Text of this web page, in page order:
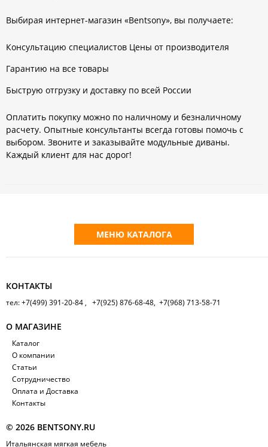
Выбирая интернет-магазин «Bentsony», вы получаете:
Консультацию специалистов Цены от производителя
Гарантию на все товары
Быструю отгрузку и доставку по всей России
Оплатить покупку можно по наличному и безналичному
расчету. Опытные консультанты всегда готовы помочь с
выбором. Звоните и заказывайте модульные диваны.
Каждый клиент для нас дорог!
МЕНЮ КАТАЛОГА
КОНТАКТЫ
тел: +7(499) 391-20-84 , +7(925) 876-68-48, +7(968) 713-58-71
О МАГАЗИНЕ
Каталог
О компании
Статьи
Сотрудничество
Оплата и Доставка
Контакты
© 2026 BENTSONY.RU
Итальянская мягкая мебель